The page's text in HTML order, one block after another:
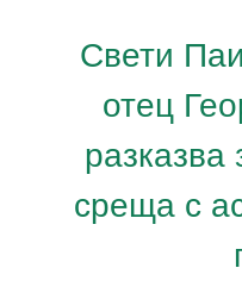
Свети
отец
разказва
среща с